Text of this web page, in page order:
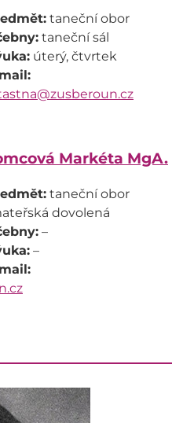
Markéta MgA.
taneční obor